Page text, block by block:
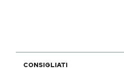
CONSIGLIATI